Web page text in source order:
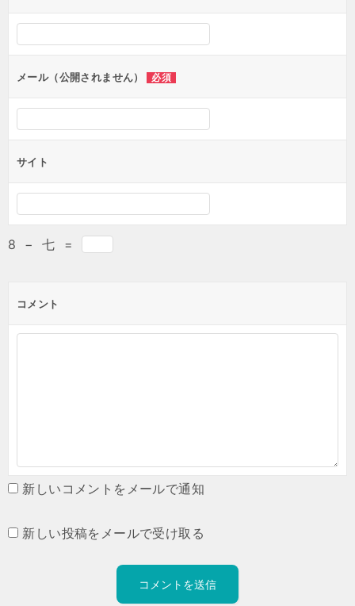
メール（公開されません） 必須
サイト
8 − 七 =
コメント
新しいコメントをメールで通知
新しい投稿をメールで受け取る